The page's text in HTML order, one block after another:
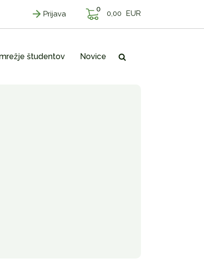
Prijava
0 0,00 EUR
študentov Novice